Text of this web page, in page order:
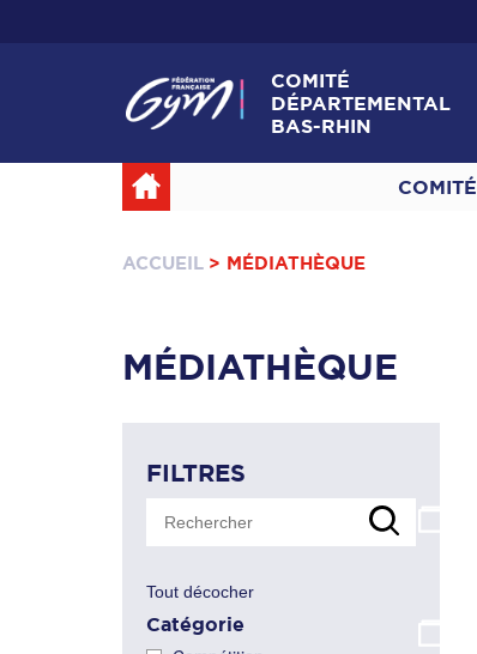
COMITÉ
DÉPARTEMENTAL
BAS-RHIN
COMITÉ
ACCUEIL > MÉDIATHÈQUE
MÉDIATHÈQUE
FILTRES
Tout décocher
Catégorie